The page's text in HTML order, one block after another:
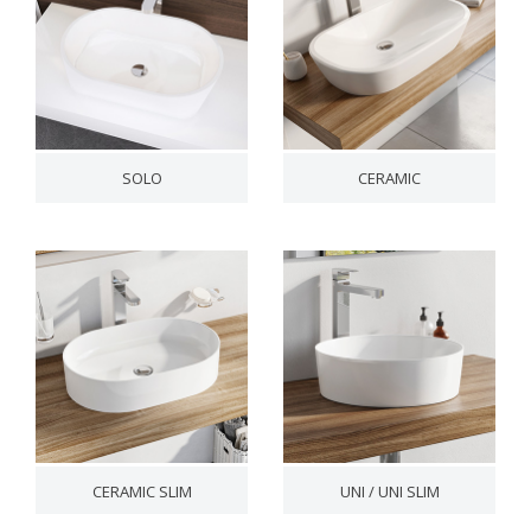
SOLO CERAMIC
CERAMIC SLIM UNI / UNI SLIM